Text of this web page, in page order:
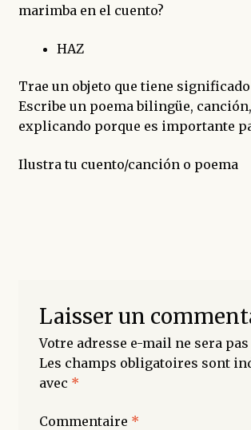
marimba en el cuento?
HAZ
Trae un objeto que tiene
Escribe un poema bilingüe,
explicando porque es importante
Ilustra tu cuento/canción o poema
Laisser un
Votre adresse e-mail ne sera
Les champs obligatoires sont
avec *
Commentaire *